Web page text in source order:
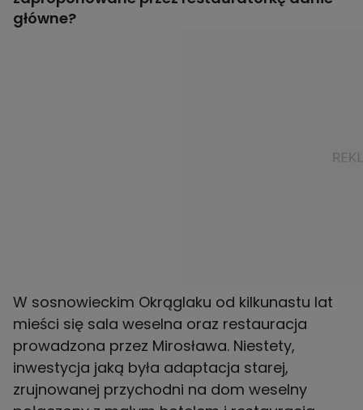
główne?
W sosnowieckim Okrąglaku od kilkunastu lat
mieści się sala weselna oraz restauracja
prowadzona przez Mirosława. Niestety,
inwestycja jaką była adaptacja starej,
zrujnowanej przychodni na dom weselny